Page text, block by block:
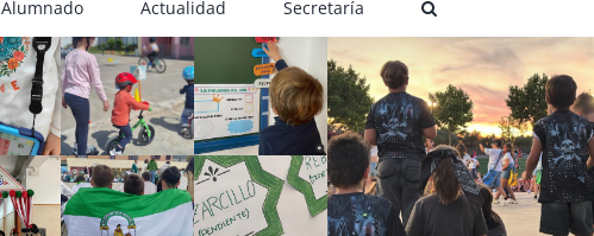
Alumnado Actualidad Secretaría